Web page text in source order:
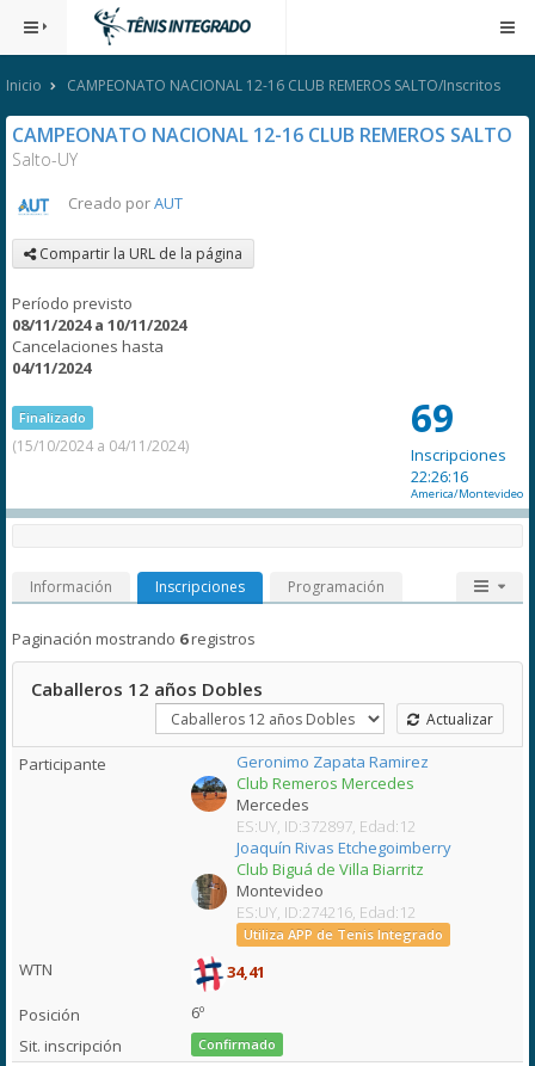
Inicio CAMPEONATO NACIONAL 12-16 CLUB REMEROS SALTO/Inscritos
CAMPEONATO NACIONAL 12-16 CLUB REMEROS SALTO
Salto-UY
Creado porAUT
Compartir la URL de la página
Período previsto
08/11/2024 a 10/11/2024
Cancelaciones hasta
04/11/2024
Finalizado
(15/10/2024 a 04/11/2024)
69
Inscripciones
22:26:16
America/Montevideo
Información Inscripciones Programación
Paginación mostrando 6registros
Caballeros 12 años Dobles
Actualizar
Geronimo Zapata Ramirez
Club Remeros Mercedes
Mercedes
ES:UY, ID:372897, Edad:12
Joaquín Rivas Etchegoimberry
Club Biguá de Villa Biarritz
Montevideo
ES:UY, ID:274216, Edad:12
Utiliza APP de Tenis Integrado
34,41
6º
Confirmado